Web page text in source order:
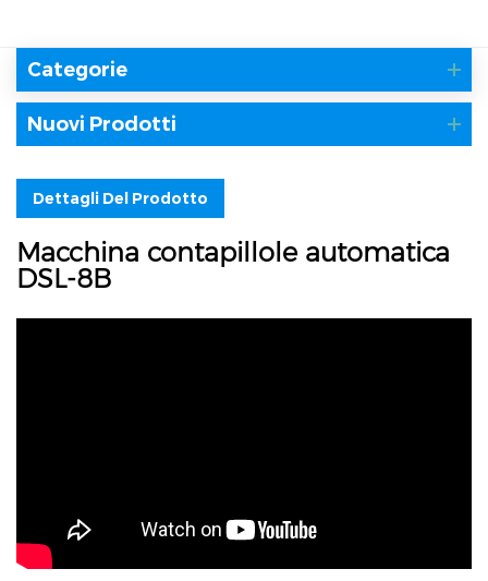
Categorie
Nuovi Prodotti
Dettagli Del Prodotto
Macchina contapillole automatica
DSL-8B